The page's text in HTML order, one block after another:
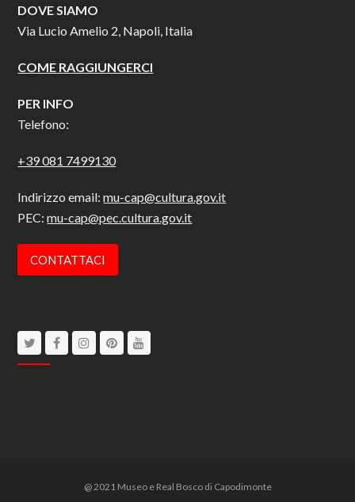
DOVE SIAMO
Via Lucio Amelio 2, Napoli, Italia
COME RAGGIUNGERCI
PER INFO
Telefono:
+39 081 7499130
Indirizzo email:mu-cap@cultura.gov.it
PEC:mu-cap@pec.cultura.gov.it
CONTATTACI
TwitterFacebookInstagram
Pinterest
@ 2021 Museo e Real Bosco di Capodimonte